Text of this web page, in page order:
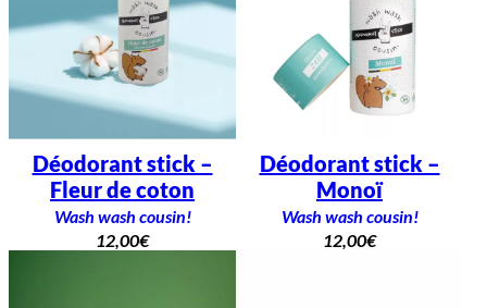
Déodorant stick –
Fleur de coton
Wash wash cousin!
12,00€
Déodorant stick –
Monoï
Wash wash cousin!
12,00€